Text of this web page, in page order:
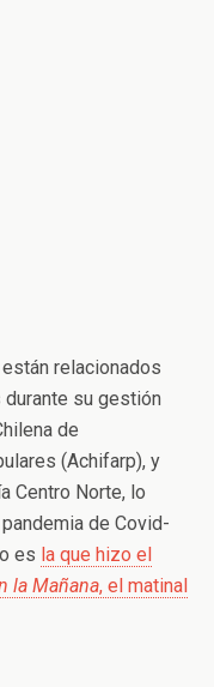
relacionados
su gestión
de
(Achifarp), y
Centro Norte, lo
de Covid-
es la que hizo el
la Mañana, el matinal